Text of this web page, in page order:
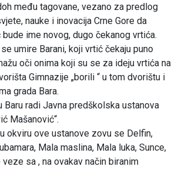
među tagovane, vezano za predlog
nauke i inovacija Crne Gore da
ime novog, dugo čekanog vrtića.
umire Barani, koji vrtić čekaju puno
oči onima koji su se za ideju vrtića na
Gimnazije „borili “ u tom dvorištu i
grada Bara.
Baru radi Javna predškolska ustanova
Mašanović“.
okviru ove ustanove zovu se Delfin,
Mala maslina, Mala luka, Sunce,
sa , na ovakav način biranim